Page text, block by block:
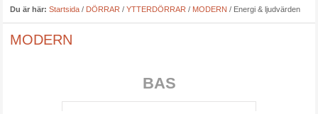
Du är här: Startsida / DÖRRAR /YTTERDÖRRAR / MODERN / Energi & ljudvärden
MODERN
BAS